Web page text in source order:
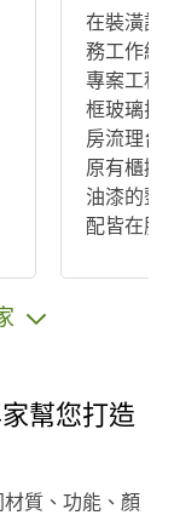
在裝潢設
務工作經
專案工程
框玻璃拉
房流理台
原有櫃搬
油漆的整
配皆在服
區域內房
幫您打造
質、功能、顏